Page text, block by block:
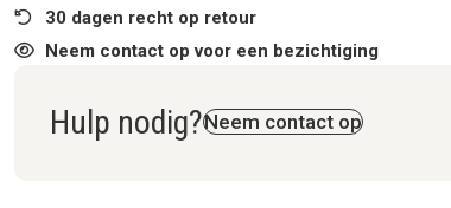
30 dagen recht op retour
Neem contact op voor een bezichtiging
Hulp nodig?Neem contact op